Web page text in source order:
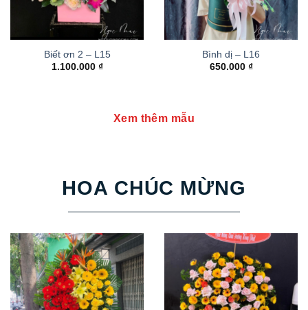
Biết ơn 2 – L15
1.100.000 ₫
Bình dị – L16
650.000 ₫
Xem thêm mẫu
HOA CHÚC MỪNG